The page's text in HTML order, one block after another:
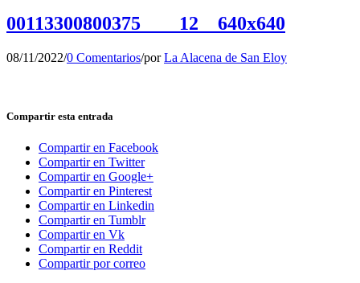
00113300800375____12__640x640
08/11/2022/0 Comentarios/porLa Alacena de San Eloy
Compartir esta entrada
Compartir en Facebook
Compartir en Twitter
Compartir en Google+
Compartir en Pinterest
Compartir en Linkedin
Compartir en Tumblr
Compartir en Vk
Compartir en Reddit
Compartir por correo